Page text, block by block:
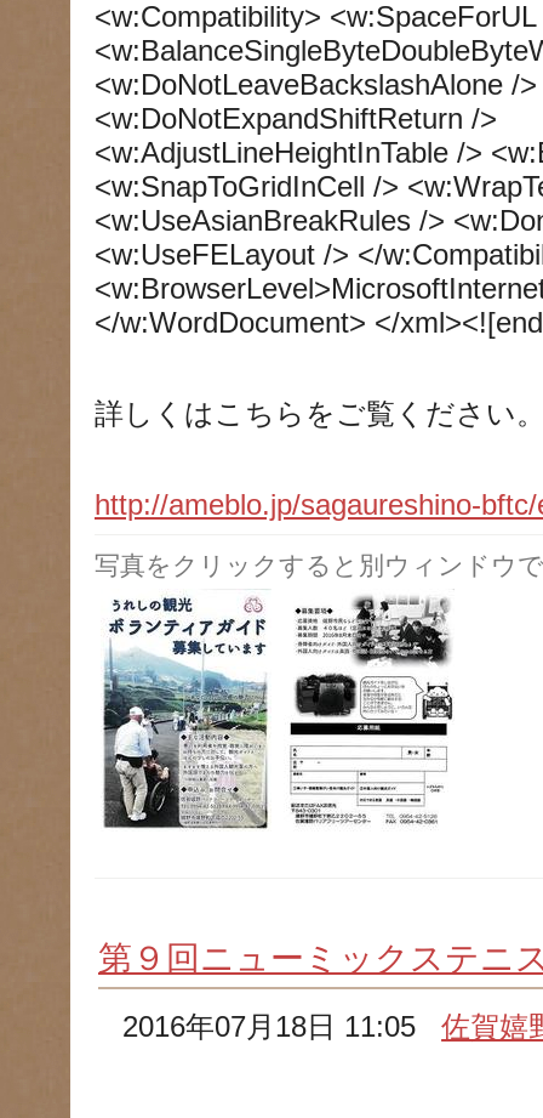
<w:Compatibility> <w:SpaceForUL
<w:DoNotLeaveBackslashAlone /
<w:DoNotExpandShiftReturn />
<w:AdjustLineHeightInTable />
<w:SnapToGridInCell />
<w:UseAsianBreakRules />
<w:UseFELayout /> </
</w:WordDocument> </
詳しくはこちらをご覧ください
http://ameblo.jp/sagaureshino-
写真をクリックすると別ウィンドウ
第９回ニューミックステニ
2016年07月18日 11:05佐賀嬉